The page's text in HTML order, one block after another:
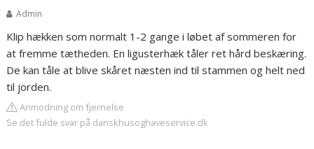
Admin
Klip hækken som normalt 1-2 gange i løbet af sommeren for
at fremme tætheden. En ligusterhæk tåler ret hård beskæring.
De kan tåle at blive skåret næsten ind til stammen og helt ned
til jorden.
Anmodning om fjernelse
Se det fulde svar på danskhusoghaveservice.dk